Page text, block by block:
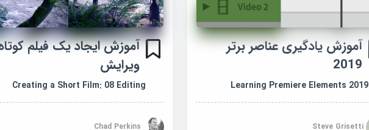
آموزش یادگیری عناصر برتر
2019
Learning Premiere Elements 2019
ویرایش
Creating a Short Film: 08 Editing